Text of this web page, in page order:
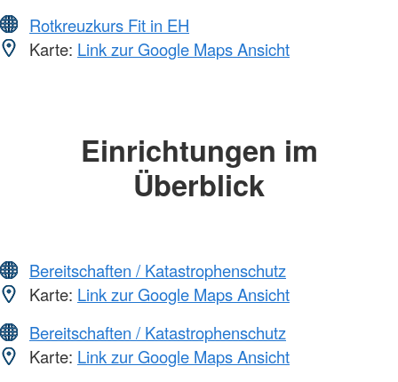
Rotkreuzkurs Fit in EH
Karte: Link zur Google Maps Ansicht
Einrichtungen im
Überblick
Bereitschaften / Katastrophenschutz
Karte: Link zur Google Maps Ansicht
Bereitschaften / Katastrophenschutz
Karte: Link zur Google Maps Ansicht